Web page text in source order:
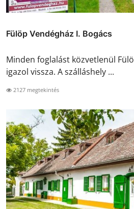
Fülöp Vendégház I. Bogács
Minden foglalást közvetlenül
igazol vissza. A szálláshely ...
2127 megtekintés